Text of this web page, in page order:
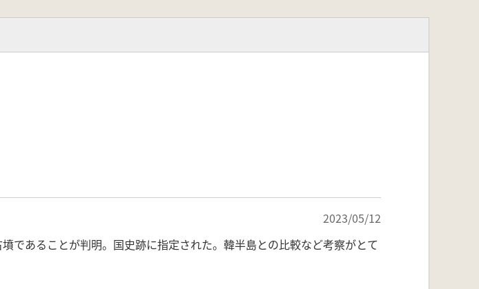
2023/05/12
であることが判明。国史跡に指定された。韓半島との比較など考察がとて